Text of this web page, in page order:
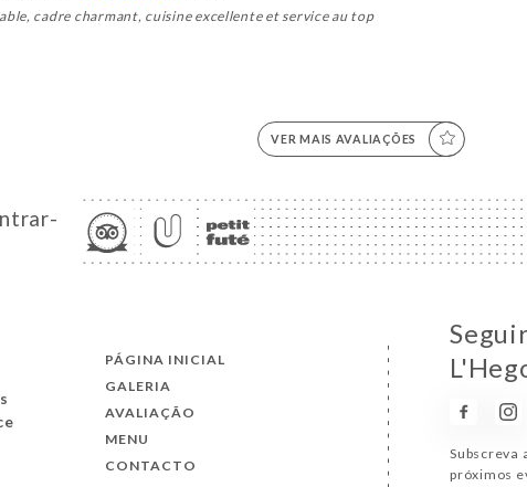
cadre charmant, cuisine excellente et service au top
VER MAIS AVALIAÇÕES
PÁGINA INICIAL
GALERIA
AVALIAÇÃO
MENU
CONTACTO
Subscreva
próximos